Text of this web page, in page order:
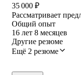
35 000 ₽
Рассматривает
Общий опыт
16 лет 8 месяцев
Другие резюме
Ещё 2 резюме